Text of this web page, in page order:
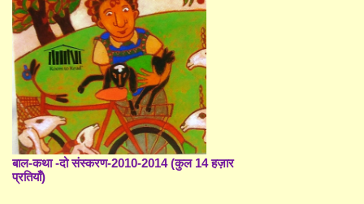
बाल-कथा -दो संस्करण-2010-2014 (कुल 14 हज़ार
प्रतियाँ)